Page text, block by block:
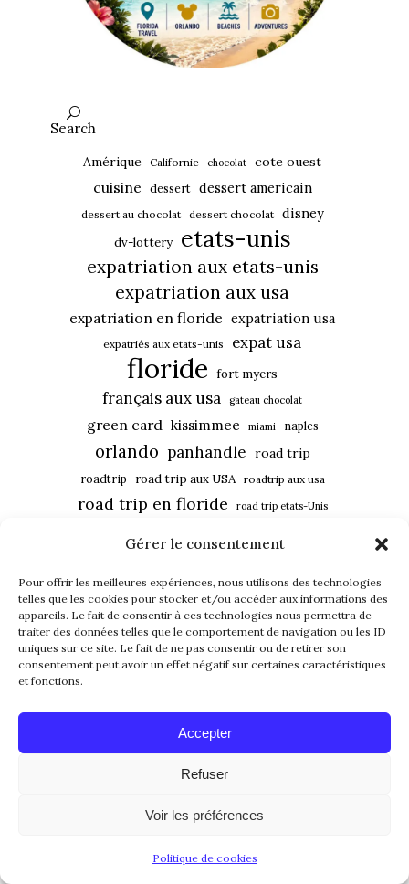
Gérer le consentement
Pour offrir les meilleures expériences, nous utilisons des technologies
telles que les cookies pour stocker et/ou accéder aux informations des
appareils. Le fait de consentir à ces technologies nous permettra de
traiter des données telles que le comportement de navigation ou les ID
uniques sur ce site. Le fait de ne pas consentir ou de retirer son
consentement peut avoir un effet négatif sur certaines caractéristiques
et fonctions.
Accepter
Refuser
Voir les préférences
Politique de cookies
Search
Amérique Californie chocolat cote ouest
cuisine dessert dessert americain
dessert au chocolat dessert chocolat disney
dv-lottery etats-unis
expatriation aux etats-unis
expatriation aux usa
expatriation en floride expatriation usa
expatriés aux etats-unis expat usa
floride fort myers
français aux usa gateau chocolat
green card kissimmee miami naples
orlando panhandle road trip
roadtrip road trip aux USA roadtrip aux usa
road trip en floride road trip etats-Unis
road trip floride
road trip USA roadtrip usa
southwest florida universal studios usa
vacances en floride vivre aux usa
vivre en floride à faire en floride
FOLLOW US